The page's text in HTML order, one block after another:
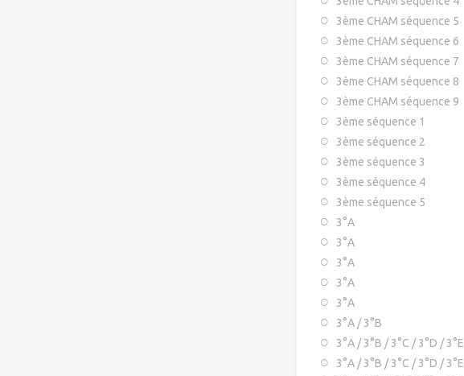
3ème CHAM séquence 5
3ème CHAM séquence 6
3ème CHAM séquence 7
3ème CHAM séquence 8
3ème CHAM séquence 9
3ème séquence 1
3ème séquence 2
3ème séquence 3
3ème séquence 4
3ème séquence 5
3°A
3°A
3°A
3°A
3°A
3°A / 3°B
3°A / 3°B / 3°C / 3°D / 3°E
3°A / 3°B / 3°C / 3°D / 3°E